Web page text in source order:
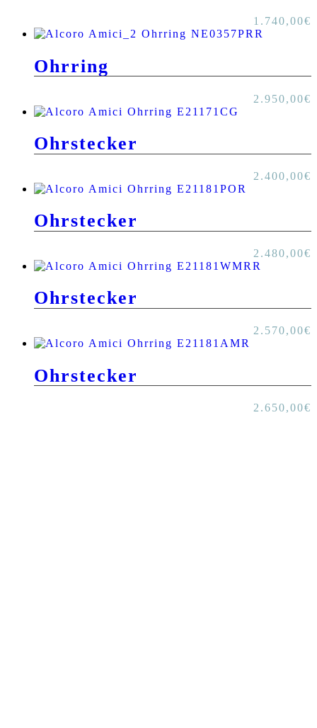
1.740,00€
Ohrring
2.950,00€
Ohrstecker
2.400,00€
Ohrstecker
2.480,00€
Ohrstecker
2.570,00€
Ohrstecker
2.650,00€